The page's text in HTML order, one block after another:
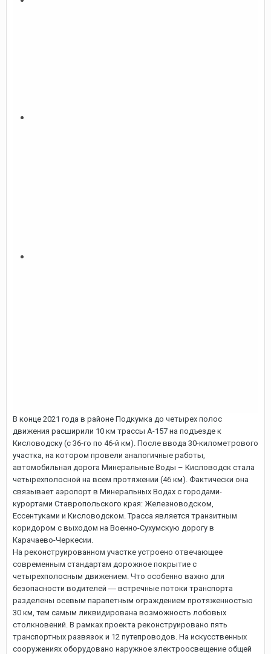
В конце 2021 года в районе Подкумка до четырех полос
движения расширили 10 км трассы А-157 на подъезде к
Кисловодску (с 36-го по 46-й км). После ввода 30-километрового
участка, на котором провели аналогичные работы,
автомобильная дорога Минеральные Воды – Кисловодск стала
четырехполосной на всем протяжении (46 км). Фактически она
связывает аэропорт в Минеральных Водах с городами-
курортами Ставропольского края: Железноводском,
Ессентуками и Кисловодском. Трасса является транзитным
коридором с выходом на Военно-Сухумскую дорогу в
Карачаево-Черкесии.
На реконструированном участке устроено отвечающее
современным стандартам дорожное покрытие с
четырехполосным движением. Что особенно важно для
безопасности водителей ― встречные потоки транспорта
разделены осевым парапетным ограждением протяженностью
30 км, тем самым ликвидирована возможность лобовых
столкновений. В рамках проекта реконструировано пять
транспортных развязок и 12 путепроводов. На искусственных
сооружениях оборудовано наружное электроосвещение общей